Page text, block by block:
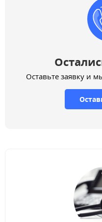
Оставьте заявку и